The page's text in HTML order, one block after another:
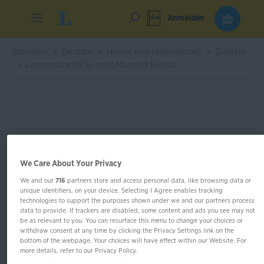
Anmelden
We Care About Your Privacy
We and our 716 partners store and access personal data, like browsing data or
unique identifiers, on your device. Selecting I Agree enables tracking
technologies to support the purposes shown under we and our partners process
data to provide. If trackers are disabled, some content and ads you see may not
be as relevant to you. You can resurface this menu to change your choices or
withdraw consent at any time by clicking the Privacy Settings link on the
bottom of the webpage. Your choices will have effect within our Website. For
more details, refer to our Privacy Policy.